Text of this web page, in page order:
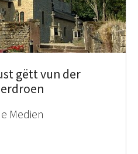
gëtt vun der
Medien